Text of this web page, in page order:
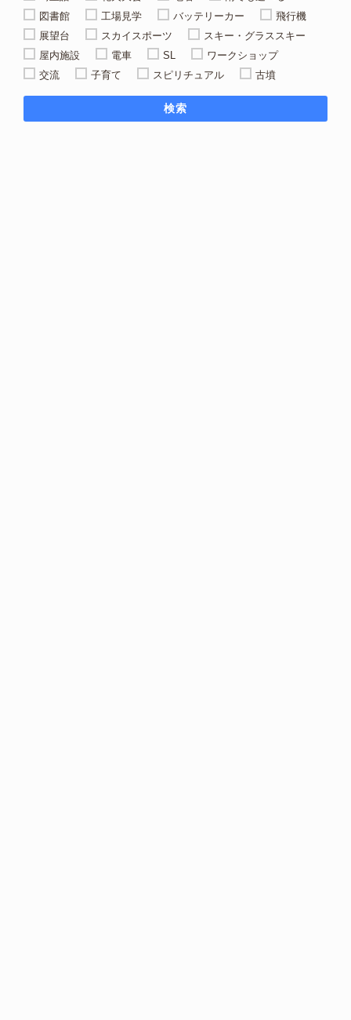
図書館
工場見学 バッテリーカー
飛行機
展望台
スカイスポーツ
スキー・グラススキー
屋内施設
電車 SL
ワークショップ
交流
子育て スピリチュアル 古墳
検索